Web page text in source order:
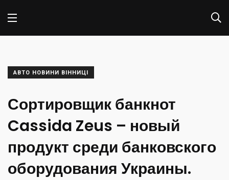
АВТО НОВИНИ ВІННИЦІ
Сортировщик банкнот
Cassida Zeus – новый
продукт среди банковского
оборудования Украины.